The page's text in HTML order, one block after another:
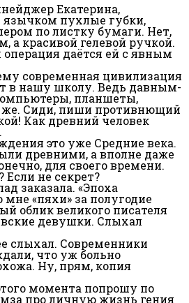
Екатерина,
пухлые губки,
по листку бумаги. Нет,
а красивой гелевой ручкой.
операция даётся ей с явным
современная цивилизация
в нашу школу. Ведь давным-
планшеты,
же. Сиди, пиши противнющий
Как древний человек
это уже Средние века.
древними, а вполне даже
для своего времени.
не секрет?
заказала. «Эпоха
мне «пяхи» за полугодие
облик великого писателя
девушки. Слыхал
слыхал. Современники
что уж больно
Ну, прям, копия
момента попрошу по
про личную жизнь гения